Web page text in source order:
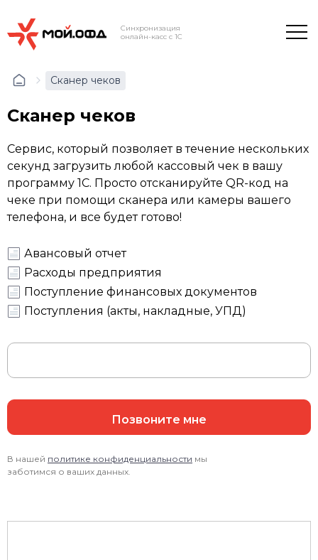
Синхронизация
онлайн-касс с 1С
Сканер чеков
Сканер чеков
Сервис, который позволяет в течение нескольких
секунд загрузить любой кассовый чек в вашу
программу 1С. Просто отсканируйте QR-код на
чеке при помощи сканера или камеры вашего
телефона, и все будет готово!
Авансовый отчет
Расходы предприятия
Поступление финансовых документов
Поступления (акты, накладные, УПД)
Позвоните мне
В нашей политике конфиденциальности мы
заботимся о ваших данных.